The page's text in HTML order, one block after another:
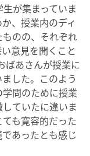
が集まっていま
、授業内のディ
のの、それぞれ
意見を聞くこと
ばあさんが授業に
した。このよう
問のために授業
ていたに違いま
も寛容的だった
あったとも感じ